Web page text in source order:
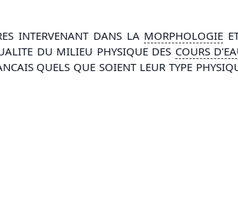
INTERVENANT DANS LA MORPHOLOGIE
DU MILIEU PHYSIQUE DES COURS D'
QUELS QUE SOIENT LEUR TYPE